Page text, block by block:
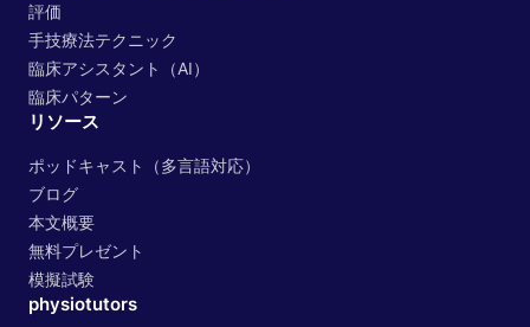
評価
手技療法テクニック
臨床アシスタント（AI）
臨床パターン
リソース
ポッドキャスト（多言語対応）
ブログ
本文概要
無料プレゼント
模擬試験
physiotutors